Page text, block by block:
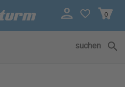
0
suchen